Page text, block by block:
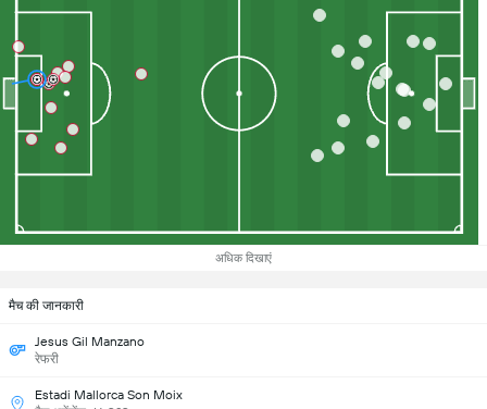
अधिक दिखाएं
मैच की जानकारी
Jesus Gil Manzano
रेफरी
Estadi Mallorca Son Moix